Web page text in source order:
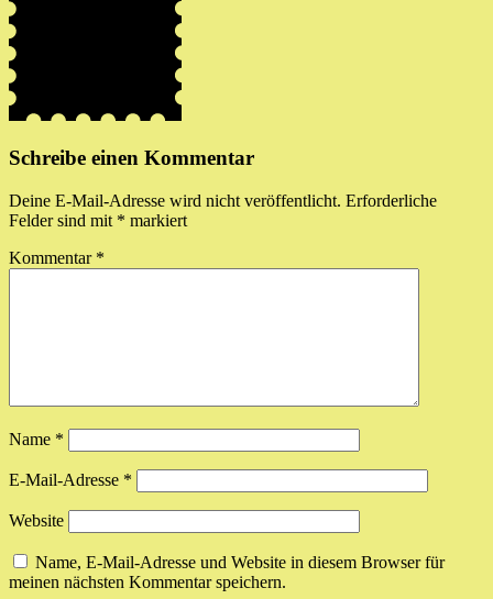
Schreibe einen Kommentar
Deine E-Mail-Adresse wird nicht veröffentlicht. Erforderliche
Felder sind mit * markiert
Kommentar *
Name *
E-Mail-Adresse *
Website
Name, E-Mail-Adresse und Website in diesem Browser für
meinen nächsten Kommentar speichern.